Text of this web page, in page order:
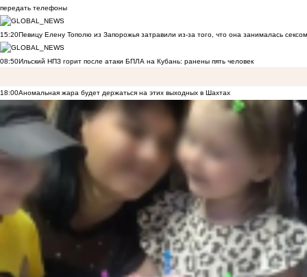
передать телефоны
15:20Певицу Елену Тополю из Запорожья затравили из-за того, что она занималась
08:50Ильский НПЗ горит после атаки БПЛА на Кубань: ранены пять человек
18:00Аномальная жара будет держаться на этих выходных в Шахтах